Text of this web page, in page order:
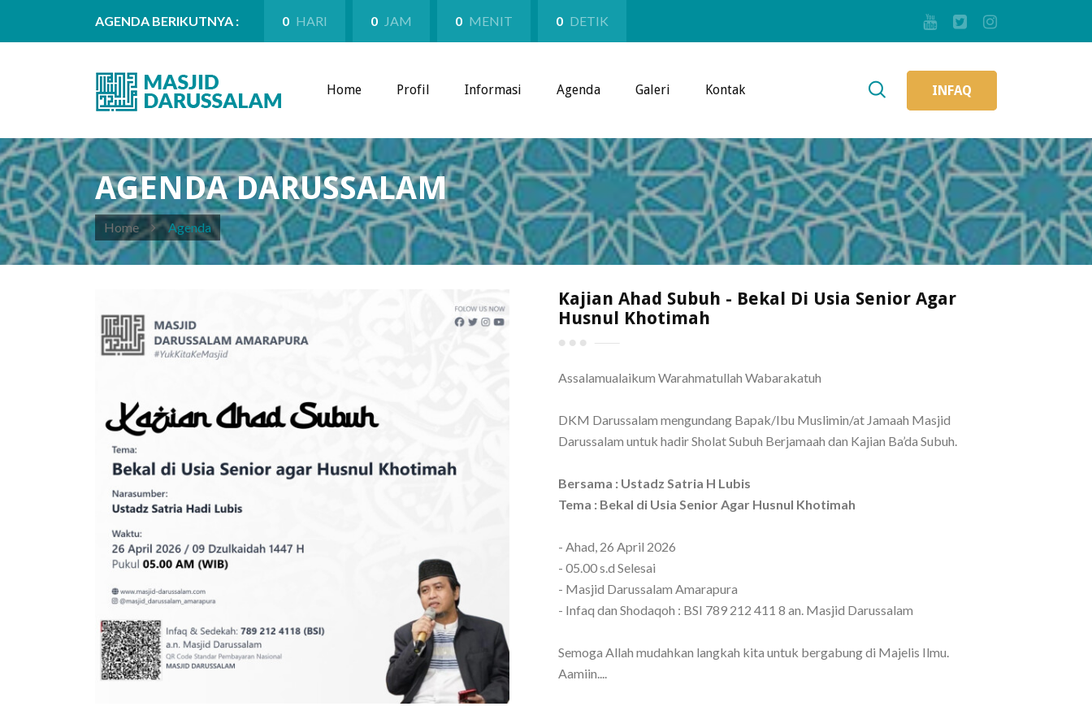
AGENDA BERIKUTNYA : 0 HARI 0 JAM 0 MENIT 0 DETIK
Home Profil Informasi Agenda Galeri Kontak INFAQ
AGENDA DARUSSALAM
Home Agenda
Kajian Ahad Subuh - Bekal Di Usia Senior Agar
Husnul Khotimah
Assalamualaikum Warahmatullah Wabarakatuh
DKM Darussalam mengundang Bapak/Ibu Muslimin/at Jamaah Masjid
Darussalam untuk hadir Sholat Subuh Berjamaah dan Kajian Ba’da Subuh.
Bersama : Ustadz Satria H Lubis
Tema : Bekal di Usia Senior Agar Husnul Khotimah
- Ahad, 26 April 2026
- 05.00 s.d Selesai
- Masjid Darussalam Amarapura
- Infaq dan Shodaqoh : BSI 789 212 411 8 an. Masjid Darussalam
Semoga Allah mudahkan langkah kita untuk bergabung di Majelis Ilmu.
Aamiin....